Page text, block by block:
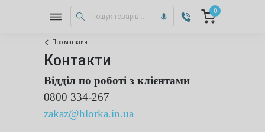
0
Про магазин
Контакти
Відділ по роботі з клієнтами
0800 334-267
zakaz@hlorka.in.ua